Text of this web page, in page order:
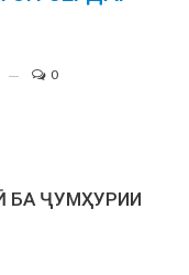
0
БА ҶУМҲУРИИ